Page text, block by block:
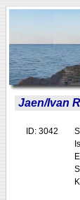
Jaen/Ivan
ID: 3042